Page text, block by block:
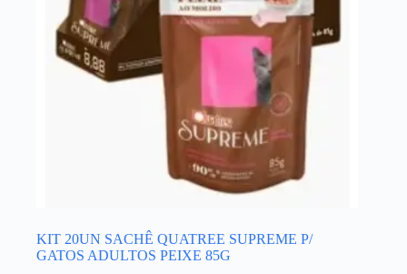
KIT 20UN SACHÊ QUATREE SUPREME P/
GATOS ADULTOS PEIXE 85G